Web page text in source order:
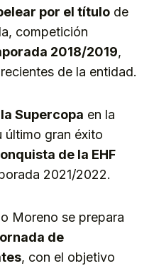
por el título de
competición
2018/2019,
de la entidad.
Supercopa en la
último gran éxito
de la EHF
2021/2022.
Moreno se prepara
de
, con el objetivo